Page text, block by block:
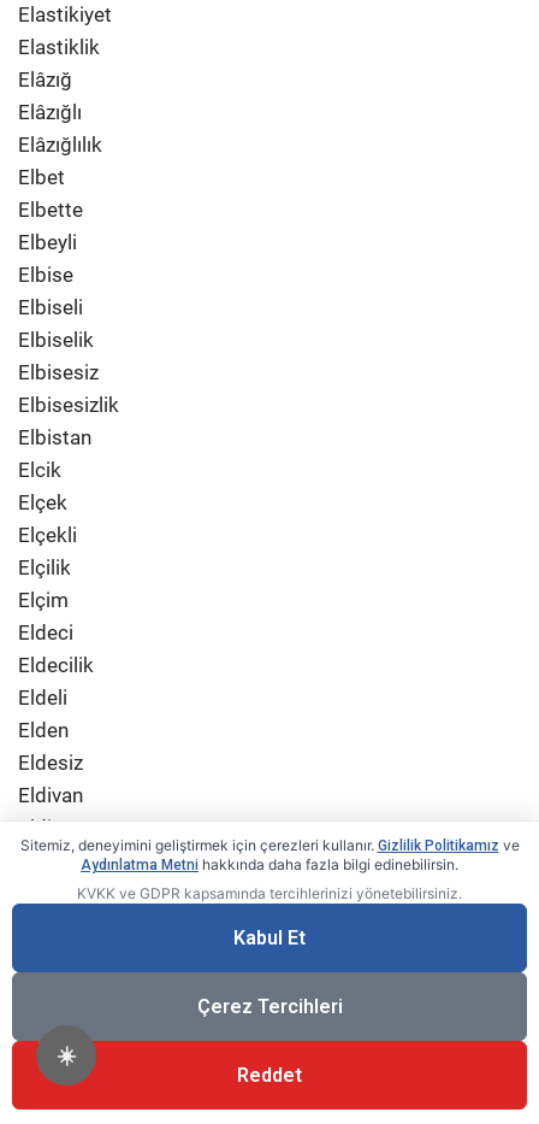
☀️
Elastikiyet
Elastiklik
Elâzığ
Elâzığlı
Elâzığlılık
Elbet
Elbette
Elbeyli
Elbise
Elbiseli
Elbiselik
Elbisesiz
Elbisesizlik
Elbistan
Elcik
Elçek
Elçekli
Elçilik
Elçim
Eldeci
Eldecilik
Eldeli
Elden
Eldesiz
Eldivan
Eldiven
Eldivenli
Eldivensiz
Eleji
Elekçi
Elekçilik
Sitemiz, deneyimini geliştirmek için çerezleri kullanır. Gizlilik Politikamız ve
Aydınlatma Metni hakkında daha fazla bilgi edinebilirsin.
KVKK ve GDPR kapsamında tercihlerinizi yönetebilirsiniz.
Kabul Et
Çerez Tercihleri
Reddet